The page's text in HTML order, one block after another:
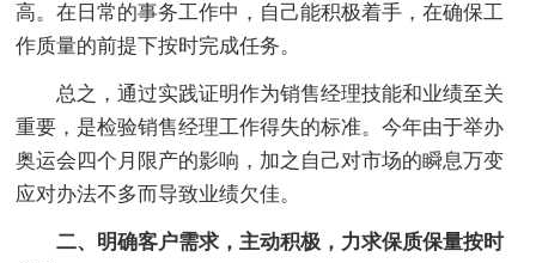
高。在日常的事务工作中，自己能积极着手，在确保工
作质量的前提下按时完成任务。
总之，通过实践证明作为销售经理技能和业绩至关
重要，是检验销售经理工作得失的标准。今年由于举办
奥运会四个月限产的影响，加之自己对市场的瞬息万变
应对办法不多而导致业绩欠佳。
二、明确客户需求，主动积极，力求保质保量按时